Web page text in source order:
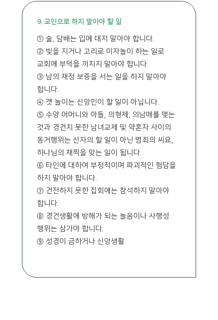
9. 교인으로 하지 말아야 할 일
① 술, 담배는 입에 대지 말아야 합니다.
② 빚을 지거나 고리로 이자놀이 하는 일로
교회에 부덕을 끼치지 말아야 합니다.
③ 남의 재정 보증을 서는 일을 하지 말아야
합니다.
④ 곗 놀이는 신앙인이 할 일이 아닙니다.
⑤ 수양 어머니와 아들, 의형제, 의남매를 맺는
것과 경건치 못한 남녀교제 및 약혼자 사이의
동거행위는 신자의 할 일이 아닌 범죄의 씨요,
하나님의 채찍을 맞는 일이 됩니다.
⑥ 타인에 대하여 부정적이며 파괴적인 험담을
하지 말아야 합니다.
⑦ 건전하지 못한 집회에는 참석하지 말아야
합니다.
⑧ 경건생활에 방해가 되는 놀음이나 사행성
행위는 삼가야 합니다.
⑨ 성경이 금하거나 신앙생활